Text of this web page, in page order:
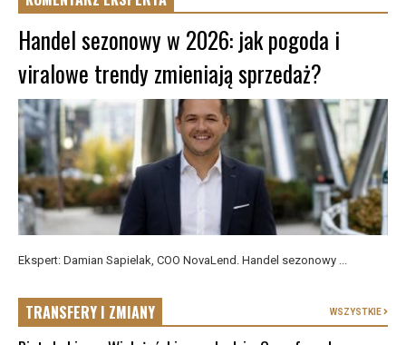
Handel sezonowy w 2026: jak pogoda i
viralowe trendy zmieniają sprzedaż?
Ekspert: Damian Sapielak, COO NovaLend. Handel sezonowy ...
TRANSFERY I ZMIANY WSZYSTKIE